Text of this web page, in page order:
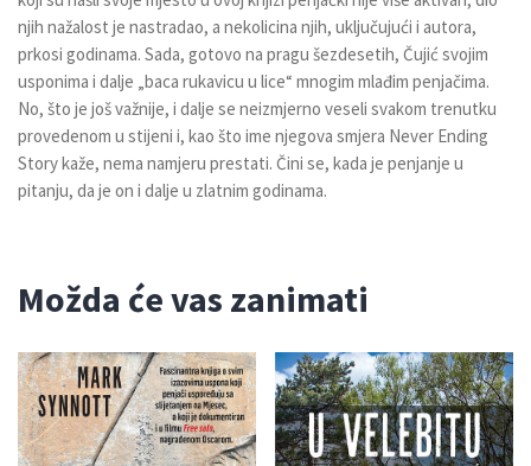
njih nažalost je nastradao, a nekolicina njih, uključujući i autora,
prkosi godinama. Sada, gotovo na pragu šezdesetih, Čujić svojim
usponima i dalje „baca rukavicu u lice“ mnogim mlađim penjačima.
No, što je još važnije, i dalje se neizmjerno veseli svakom trenutku
provedenom u stijeni i, kao što ime njegova smjera Never Ending
Story kaže, nema namjeru prestati. Čini se, kada je penjanje u
pitanju, da je on i dalje u zlatnim godinama.
Možda će vas zanimati